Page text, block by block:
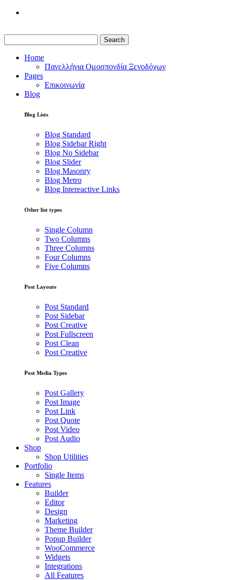
Search
Home
Πανελλήνια Ομοσπονδία Ξενοδόχων
Pages
Επικοινωνία
Blog
Blog Lists
Blog Standard
Blog Sidebar Right
Blog No Sidebar
Blog Slider
Blog Masonry
Blog Metro
Blog Intereactive Links
Other list types
Single Column
Two Columns
Three Columns
Four Columns
Five Columns
Post Layouts
Post Standard
Post Sidebar
Post Creative
Post Fullscreen
Post Clean
Post Creative
Post Media Types
Post Gallery
Post Image
Post Link
Post Quote
Post Video
Post Audio
Shop
Shop Utilities
Portfolio
Single Items
Features
Builder
Editor
Design
Marketing
Theme Builder
Popup Builder
WooCommerce
Widgets
Integrations
All Features